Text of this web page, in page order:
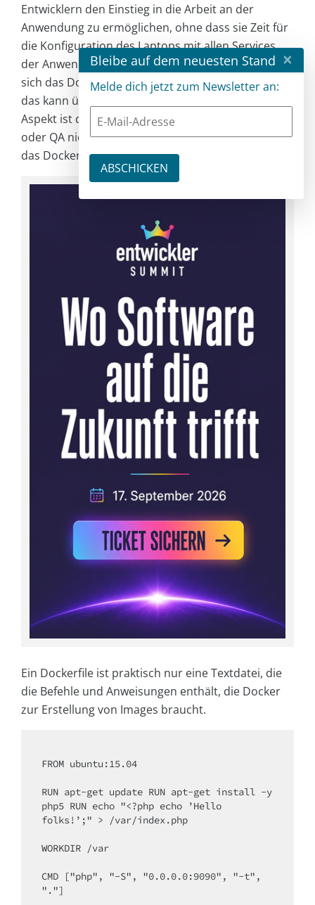
Entwicklern den Einstieg in die Arbeit an der
Anwendung zu ermöglichen, ohne dass sie Zeit für
die Konfiguration des Laptops mit allen Services
der Anwendung brauchen. Außerdem verändern
sich das Dockerfile und die Anwendung parallel,
das kann über Git nachverfolgt werden. Der letzte
Aspekt ist darum relevant, weil so auch Rollbacks
oder QA nicht nur für den Code, sondern auch für
das Dockerfile möglich sind.
Ein Dockerfile ist praktisch nur eine Textdatei, die
die Befehle und Anweisungen enthält, die Docker
zur Erstellung von Images braucht.
FROM ubuntu:15.04
RUN apt-get update RUN apt-get install -y
php5 RUN echo "<?php echo ’Hello
folks!’;" > /var/index.php
WORKDIR /var
CMD ["php", "-S", "0.0.0.0:9090", "-t",
"."]
Bleibe auf dem neuesten Stand ×
Melde dich jetzt zum Newsletter an: